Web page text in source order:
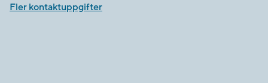
Fler kontaktuppgifter